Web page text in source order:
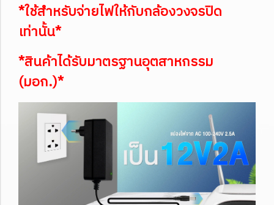
*ใช้สำหรับจ่ายไฟให้กับกล้องวงจรปิด
เท่านั้น*
*สินค้าได้รับมาตรฐานอุตสาหกรรม
(มอก.)*